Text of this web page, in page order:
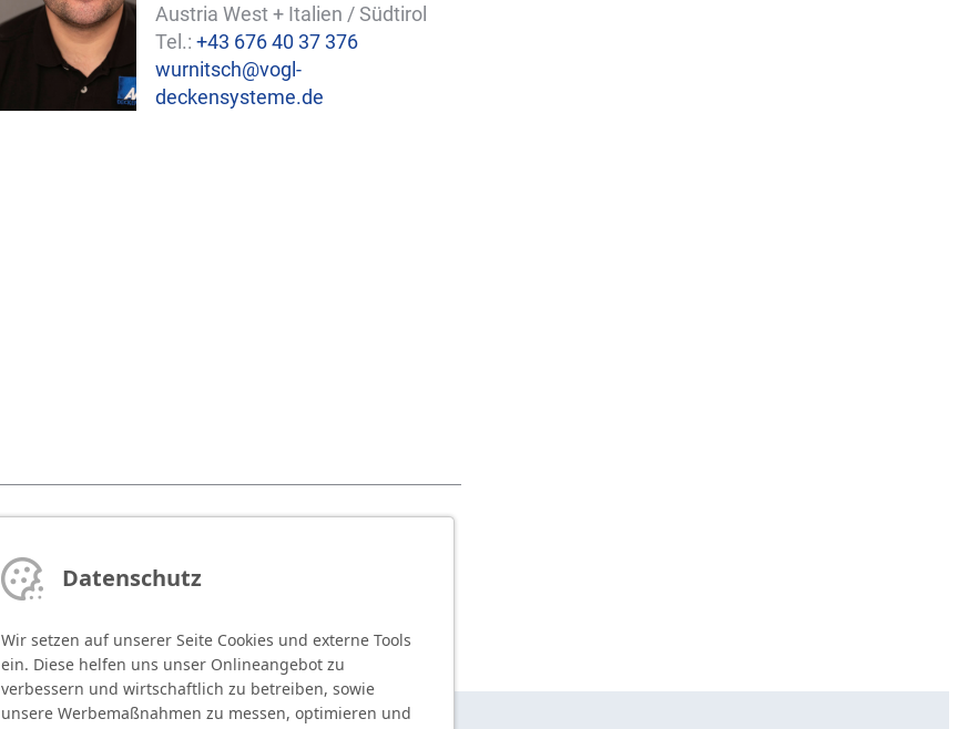
Austria West + Italien / Südtirol
Tel.: +43 676 40 37 376
wurnitsch@vogl-
deckensysteme.de
Datenschutz
Wir setzen auf unserer Seite Cookies und externe Tools
ein. Diese helfen uns unser Onlineangebot zu
verbessern und wirtschaftlich zu betreiben, sowie
unsere Werbemaßnahmen zu messen, optimieren und